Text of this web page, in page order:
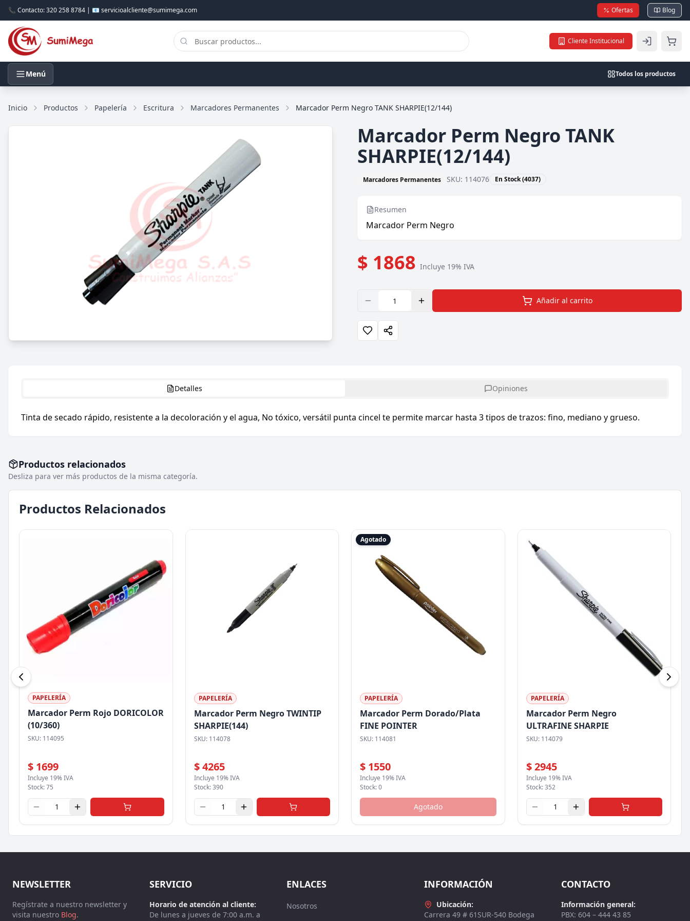
📞 Contacto: 320 258 8784 | 📧 servicioalcliente@sumimega.com Ofertas Blog
Cliente Institucional
Menú Todos los productos
Inicio Productos Papelería Escritura Marcadores Permanentes Marcador Perm Negro TANK SHARPIE(12/144)
Marcador Perm Negro TANK
SHARPIE(12/144)
Marcadores Permanentes SKU: 114076 En Stock (4037)
Resumen
Marcador Perm Negro
$ 1868 Incluye 19% IVA
Añadir al carrito
Detalles Opiniones
Tinta de secado rápido, resistente a la decoloración y el agua, No tóxico, versátil punta cincel te permite marcar hasta 3 tipos de trazos: fino, mediano y grueso.
Productos relacionados
Desliza para ver más productos de la misma categoría.
Productos Relacionados
PAPELERÍA
Marcador Perm Rojo DORICOLOR
(10/360)
SKU: 114095
$ 1699
Incluye 19% IVA
Stock:75
PAPELERÍA
Marcador Perm Negro TWINTIP
SHARPIE(144)
SKU: 114078
$ 4265
Incluye 19% IVA
Stock:390
Agotado
PAPELERÍA
Marcador Perm Dorado/Plata
FINE POINTER
SKU: 114081
$ 1550
Incluye 19% IVA
Stock:0
Agotado
PAPELERÍA
Marcador Perm Negro
ULTRAFINE SHARPIE
SKU: 114079
$ 2945
Incluye 19% IVA
Stock:352
NEWSLETTER
Regístrate a nuestro newsletter y
visita nuestro Blog.
SERVICIO
Horario de atención al cliente:
De lunes a jueves de 7:00 a.m. a
ENLACES
Nosotros
INFORMACIÓN
Ubicación:
Carrera 49 # 61SUR-540 Bodega
CONTACTO
Información general:
PBX: 604 – 444 43 85